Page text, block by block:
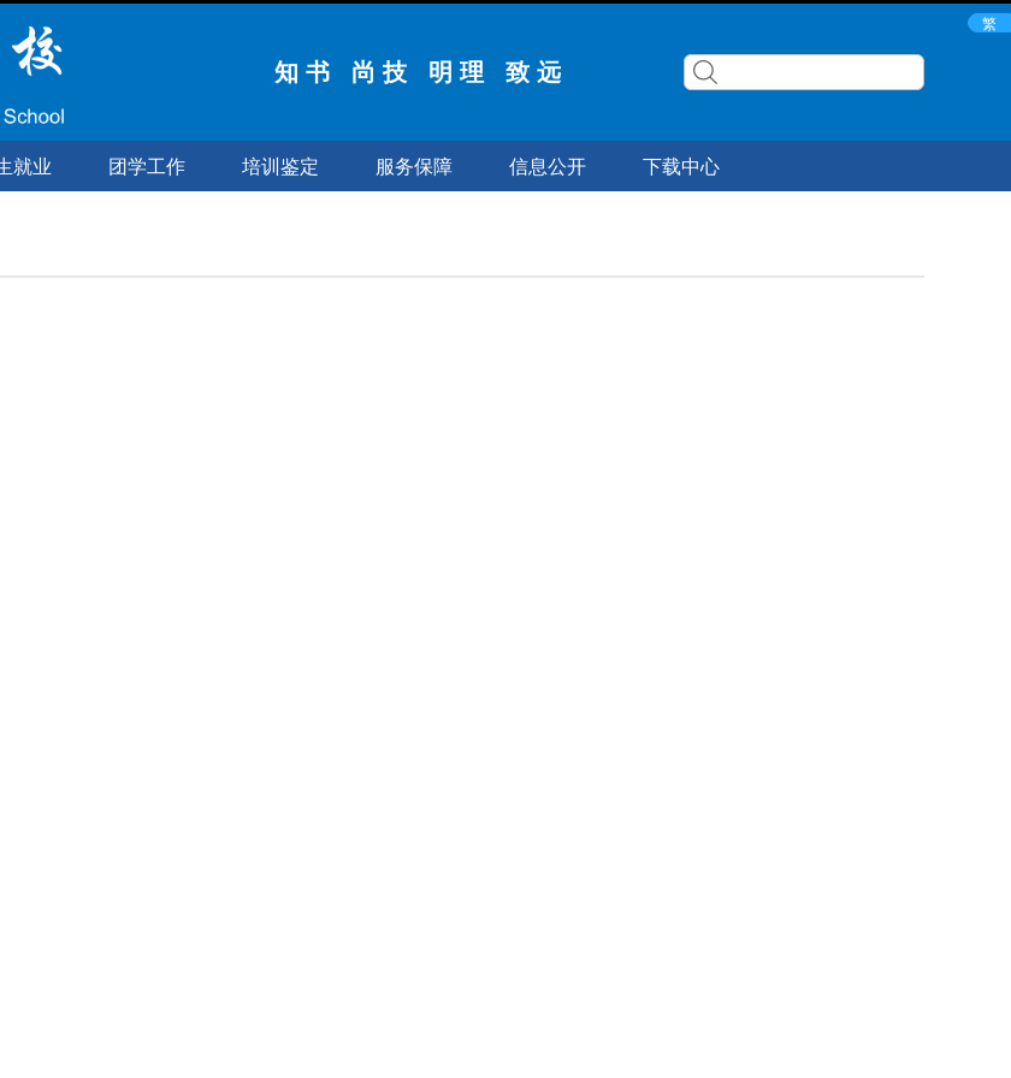
繁
知 书 尚 技 明 理 致 远
就业 团学工作 培训鉴定 服务保障 信息公开 下载中心